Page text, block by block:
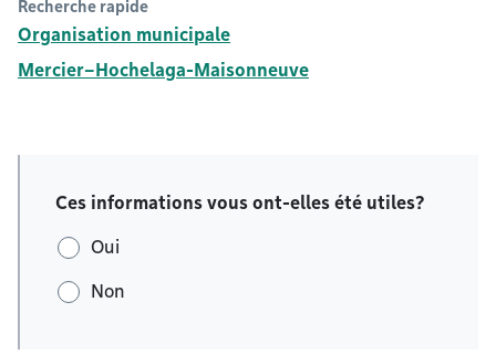
Recherche rapide
Organisation municipale
Mercier–Hochelaga-Maisonneuve
Ces informations vous ont-elles été utiles?
Oui
Non